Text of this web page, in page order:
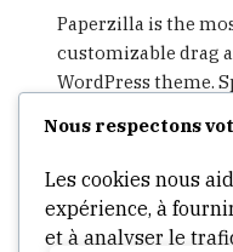
Nous respectons
Les cookies nous
expérience, à
et à analyser le
Paperzilla is the
customizable drag
WordPress theme.
in one theme.
advertising and